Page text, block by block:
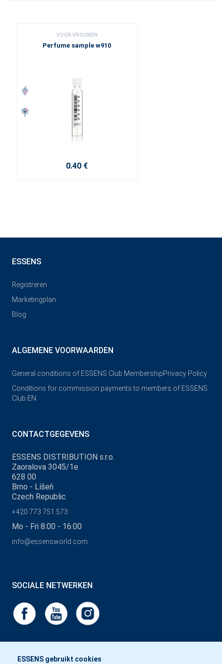
VOOR VROUWEN
Perfume sample w910
0.40 €
ESSENS gebruikt cookies
ESSENS
Registreren
Marketingplan
Blog
ALGEMENE VOORWAARDEN
General conditions of ESSENS Club MembershipPrivacy Policy
Conditions for commission payments to members of ESSENS
Club EN
CONTACTGEGEVENS
ESSENS DISTRIBUTION s.r.o.
Zaoralova 3045/1e
628 00
Brno - Líšeň
Czech Republic
+420 773 751 573
Mo - Fri 8:00 - 16:00
info@essensworld.com
SOCIALE NETWERKEN